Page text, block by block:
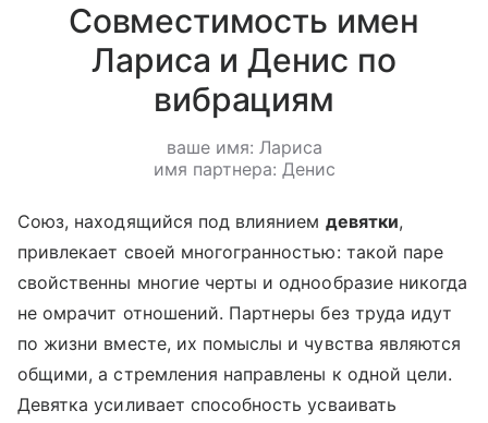
Совместимость имен
Лариса и Денис по
вибрациям
ваше имя: Лариса
имя партнера: Денис
Союз, находящийся под влиянием девятки,
привлекает своей многогранностью: такой паре
свойственны многие черты и однообразие никогда
не омрачит отношений. Партнеры без труда идут
по жизни вместе, их помыслы и чувства являются
общими, а стремления направлены к одной цели.
Девятка усиливает способность усваивать